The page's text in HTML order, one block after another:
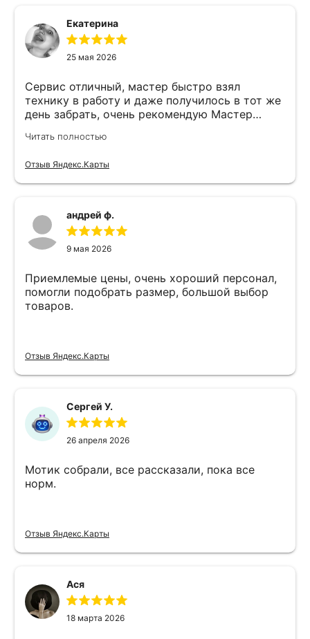
Екатерина
25 мая 2026
Сервис отличный, мастер быстро взял
технику в работу и даже получилось в тот же
день забрать, очень рекомендую Мастер
Читать полностью
Отзыв Яндекс.Карты
андрей ф.
9 мая 2026
Приемлемые цены, очень хороший персонал,
помогли подобрать размер, большой выбор
товаров.
Отзыв Яндекс.Карты
Сергей У.
26 апреля 2026
Мотик собрали, все рассказали, пока все
норм.
Отзыв Яндекс.Карты
Ася
18 марта 2026